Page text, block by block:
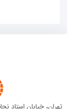
استاد نجات